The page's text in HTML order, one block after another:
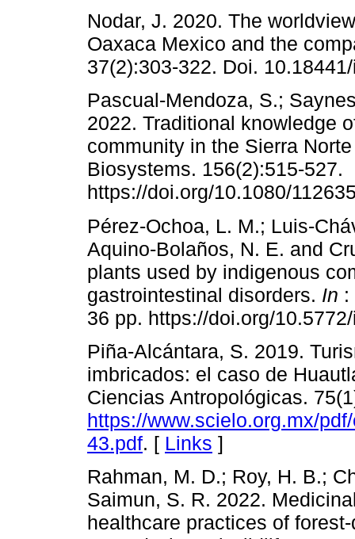
Nodar, J. 2020. The
Oaxaca Mexico and the
37(2):303-322. Doi.
Pascual-Mendoza, S.;
2022. Traditional knowledge
community in the Sierra
Biosystems. 156(2):515-527.
https://doi.org/10.1080/
Pérez-Ochoa, L. M.; Luis-
Aquino-Bolaños, N. E. and
plants used by indigenous
gastrointestinal disorders. In :
36 pp. https://doi.org/
Piña-Alcántara, S. 2019.
imbricados: el caso de
Ciencias Antropológicas.
https://www.scielo.org.mx/
43.pdf. [ Links ]
Rahman, M. D.; Roy, H. B.;
Saimun, S. R. 2022.
healthcare practices of